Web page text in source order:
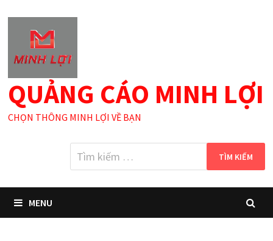
content
QUẢNG CÁO MINH LỢI
CHỌN THÔNG MINH LỢI VỀ BẠN
Tìm
kiếm
MENU